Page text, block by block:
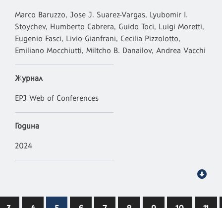
Marco Baruzzo, Jose J. Suarez-Vargas, Lyubomir I.
Stoychev, Humberto Cabrera, Guido Toci, Luigi Moretti,
Eugenio Fasci, Livio Gianfrani, Cecilia Pizzolotto,
Emiliano Mocchiutti, Miltcho B. Danailov, Andrea Vacchi
Журнал
EPJ Web of Conferences
Година
2024